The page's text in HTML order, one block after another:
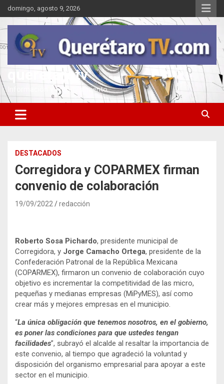
Saltar
al
contenido
domingo, agosto 9, 2026
queretarotv
Información y entretenimiento
DESTACADOS
Corregidora y COPARMEX firman
convenio de colaboración
19/09/2022 redacción
Roberto Sosa Pichardo, presidente municipal de
Corregidora, y Jorge Camacho Ortega, presidente de la
Confederación Patronal de la República Mexicana
(COPARMEX), firmaron un convenio de colaboración cuyo
objetivo es incrementar la competitividad de las micro,
pequeñas y medianas empresas (MiPyMES), así como
crear más y mejores empresas en el municipio.
“La única obligación que tenemos nosotros, en el gobierno,
es poner las condiciones para que ustedes tengan
facilidades”, subrayó el alcalde al resaltar la importancia de
este convenio, al tiempo que agradeció la voluntad y
disposición del organismo empresarial para apoyar a este
sector en el municipio.